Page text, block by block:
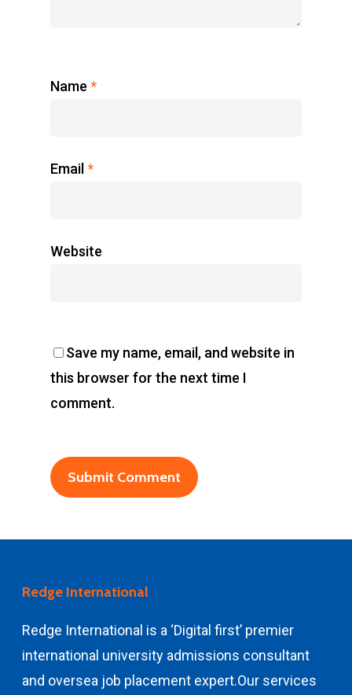
Name *
Email *
Website
Save my name, email, and website in
this browser for the next time I
comment.
Redge International
Redge International is a ‘Digital first’ premier
international university admissions consultant
and oversea job placement expert.Our services